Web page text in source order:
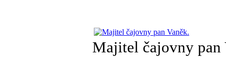
Majitel čajovny pan